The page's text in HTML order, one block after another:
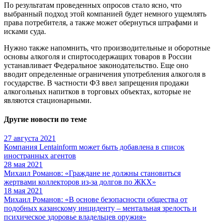
По результатам проведенных опросов стало ясно, что
выбранный подход этой компанией будет немного ущемлять
права потребителя, а также может обернуться штрафами и
исками суда.
Нужно также напомнить, что производительные и оборотные
основы алкоголя и спиртосодержащих товаров в России
устанавливает Федеральное законодательство. Еще оно
вводит определенные ограничения употребления алкоголя в
государстве. В частности ФЗ ввел запрещения продажи
алкогольных напитков в торговых объектах, которые не
являются стационарными.
Другие новости по теме
27 августа 2021
Компания Lentainform может быть добавлена в список
иностранных агентов
28 мая 2021
Михаил Романов: «Граждане не должны становиться
жертвами коллекторов из-за долгов по ЖКХ»
18 мая 2021
Михаил Романов: «В основе безопасности общества от
подобных казанскому инциденту – ментальная зрелость и
психическое здоровье владельцев оружия»